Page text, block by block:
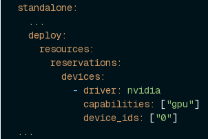
standalone:
...
deploy:
resources:
reservations:
devices:
- driver:
nvidia
capabilities:
["gpu"]
device_ids:
["0"
...